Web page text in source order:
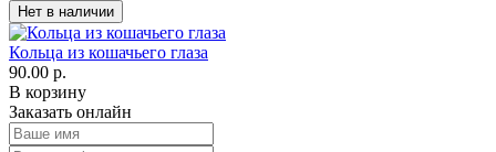
Кольца из кошачьего глаза
90.00 р.
В корзину
Заказать онлайн